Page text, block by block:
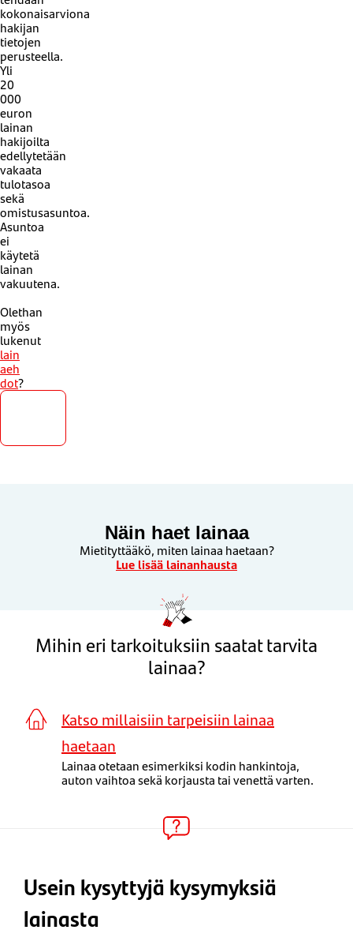
kokonaisarviona
hakijan
tietojen
perusteella.
​Yli
20
000
euron
lainan
hakijoilta
edellytetään
vakaata
tulotasoa
sekä
omistusasuntoa.
Asuntoa
ei
käytetä
lainan
vakuutena.
Olethan
myös
lukenut
lain
aeh
dot?
Näin haet lainaa
Mietityttääkö, miten lainaa haetaan?
Lue lisää lainanhausta
Mihin eri tarkoituksiin saatat tarvita
lainaa?
Katso millaisiin tarpeisiin lainaa
haetaan
Lainaa otetaan esimerkiksi kodin hankintoja,
auton vaihtoa sekä korjausta tai venettä varten.
Usein kysyttyjä kysymyksiä
lainasta